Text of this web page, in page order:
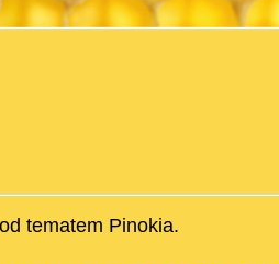
tematem Pinokia.